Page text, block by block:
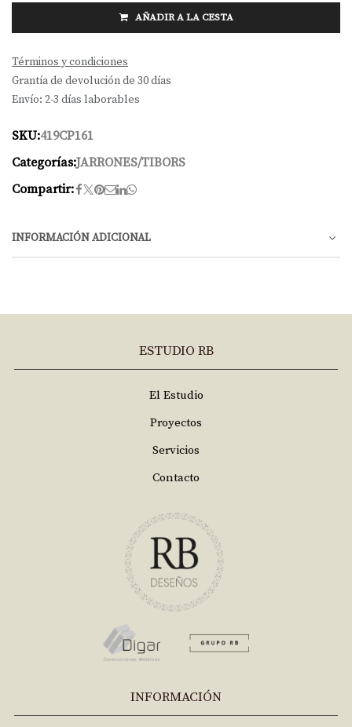
AÑADIR A LA CESTA
Términos y condiciones
Grantía de devolución de 30 días
Envío: 2-3 días laborables
SKU:419CP161
Categorías:JARRONES/TIBORS
Compartir:
INFORMACIÓN ADICIONAL
ESTUDIO RB
El Estudio
Proyectos
Servicios
Contacto
INFORMACIÓN